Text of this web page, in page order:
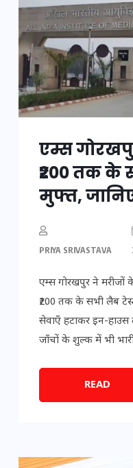
एम्स
₹200 तक के
मुफ्त,
PRIYA SRIVASTAVA
एम्स गोरखपुर ने मरीजों
₹200 तक के सभी लैब
सेवाएँ हटाकर इन-
जाँचों के शुल्क में भी
READ